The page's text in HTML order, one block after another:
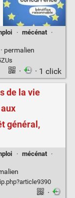
· mécénat
·
permalien
· · 1 click
de la vie
général,
· mécénat
·
·